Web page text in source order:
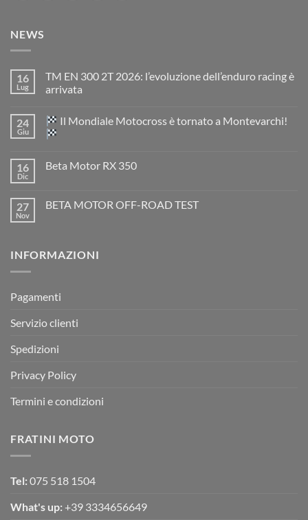
NEWS
16
Lug
TM EN 300 2T 2026: l’evoluzione dell’enduro racing è
arrivata
su
TM
EN
2026:
è
arrivata
24
Giu
Il Mondiale Motocross è tornato a Montevarchi!
su
Motocross
è
16
Dic
Beta Motor RX 350
Beta
27
Nov
BETA MOTOR OFF-ROAD TEST
MOTOR
INFORMAZIONI
Pagamenti
Servizio clienti
Spedizioni
Privacy Policy
Termini e condizioni
FRATINI MOTO
Tel: 075 518 1504
What's up: +39 3334656649